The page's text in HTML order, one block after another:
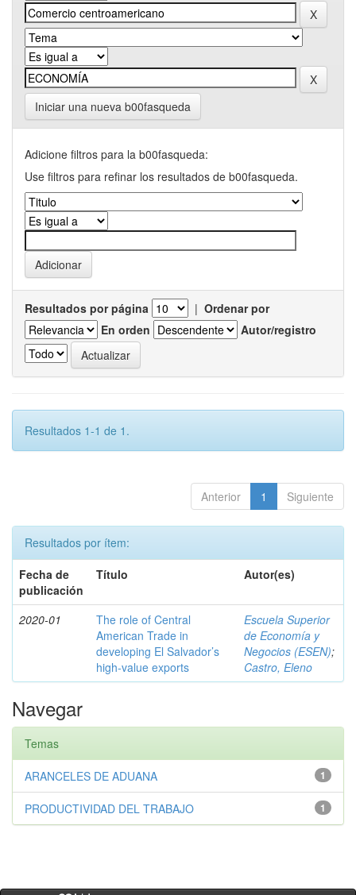
Iniciar una nueva b00fasqueda
Adicione filtros para la b00fasqueda:
Use filtros para refinar los resultados de b00fasqueda.
Resultados por página | Ordenar por
En orden
Autor/registro
Resultados 1-1 de 1.
Anterior 1 Siguiente
Resultados por ítem:
Fecha de
publicación
Título Autor(es)
2020-01
The role of Central
American Trade in
developing El Salvador’s
high-value exports
Escuela Superior
de Economía y
Negocios (ESEN);
Castro, Eleno
Navegar
Temas
1
ARANCELES DE ADUANA
1
PRODUCTIVIDAD DEL TRABAJO